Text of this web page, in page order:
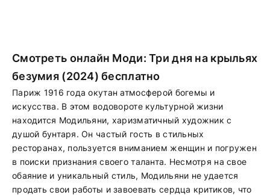
Смотреть онлайн Моди: Три дня на крыльях
безумия (2024) бесплатно
Париж 1916 года окутан атмосферой богемы и
искусства. В этом водовороте культурной жизни
находится Модильяни, харизматичный художник с
душой бунтаря. Он частый гость в стильных
ресторанах, пользуется вниманием женщин и погружен
в поиски признания своего таланта. Несмотря на свое
обаяние и уникальный стиль, Модильяни не удается
продать свои работы и завоевать сердца критиков, что